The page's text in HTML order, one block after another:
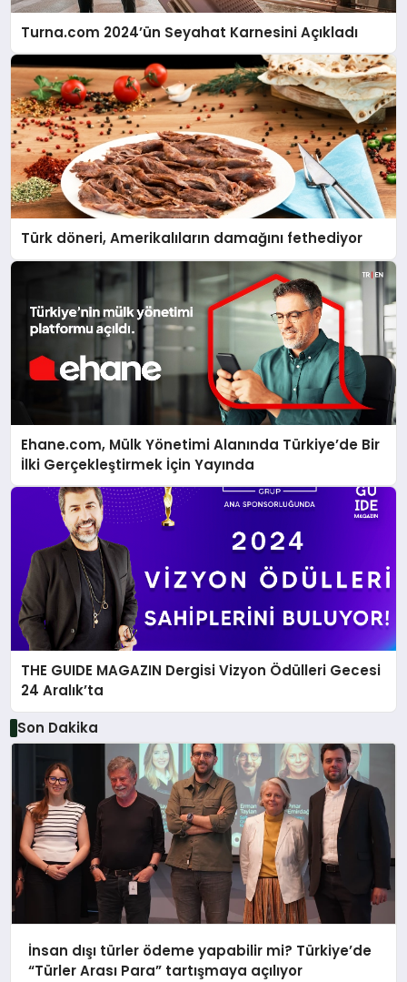
Turna.com 2024’ün Seyahat Karnesini Açıkladı
Türk döneri, Amerikalıların damağını fethediyor
Ehane.com, Mülk Yönetimi Alanında Türkiye’de Bir
İlki Gerçekleştirmek İçin Yayında
THE GUIDE MAGAZIN Dergisi Vizyon Ödülleri Gecesi
24 Aralık’ta
Son Dakika
İnsan dışı türler ödeme yapabilir mi? Türkiye’de
“Türler Arası Para” tartışmaya açılıyor